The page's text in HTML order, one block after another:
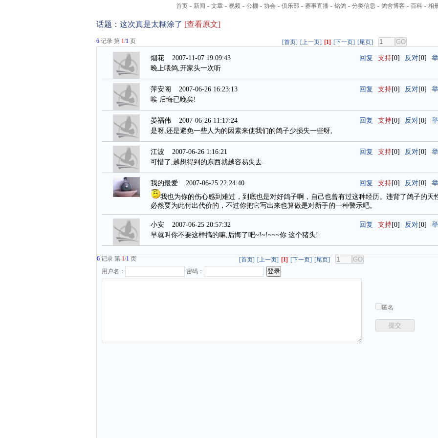
首页 - 新闻 - 文章 - 视频 - 公棚 - 协会 - 俱乐部 - 赛事直播 - 铭鸽 - 分类信息 - 鸽舍博客 - 百科 - 相
话题： 这次真是太糊涂了 [查看原文]
6 记录 第 1/1 页 [首页] [上一页] [1] [下一页] [尾页]
烟花 2007-11-07 19:09:43 回复 支持[0] 反对[0]
晚上喂鸽,开家头一次听
萍安阁 2007-06-26 16:23:13 回复 支持[0] 反对[0]
唉 后悔已晚矣!
晏福伟 2007-06-26 11:17:24 回复 支持[0] 反对[0]
是呀,还是避免一些人为的因素来使我们的鸽子少损失一些呀,
江波 2007-06-26 1:16:21 回复 支持[0] 反对[0]
可惜了,越想得到的东西就越容易失去.
我的最爱 2007-06-25 22:24:40 回复 支持[0] 反对[0]
我也为你的伤心感到难过，到底也是对好鸽子啊，自己也曾有过这种经历。违背了鸽子的天
必然要为此付出代价的，不过你把它写出来也算做是对新手的一种警示吧。
小安 2007-06-25 20:57:32 回复 支持[0] 反对[0]
早就叫你不要这样搞的嘛,后悔了吧~!~!~~~你 这个猪头!
6 记录 第 1/1 页 [首页] [上一页] [1] [下一页] [尾页]
用户名：
密码：
匿名